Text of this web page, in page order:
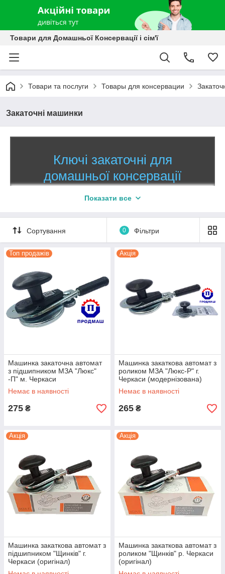
Товари для Домашньої Консервації і сім'ї
Товари та послуги Товары для консервации
Закаточні машинки
Ключі закаточні для
домашньої консервації
Найбільший вибір ключів за доступною
Надаємо тільки оригінальні закаточні машинки
українського виробника! Відправляємо товар по всій
Україні протягом1-3
Дивитися
Закаточні Машинки автомат — не мають
Черкаси (модернізована) Оригінал
Показати все
Сортування 0 Фільтри
Топ продажів
Машинка закаточна автомат
з підшипником МЗА "Люкс"
-П" м. Черкаси
(Модернізована-оригінал)
Немає в наявності
275 ₴
Акція
Машинка закаткова автомат з
роликом МЗА "Люкс-Р" г.
Черкаси (модернізована)
Оригінал
Немає в наявності
265 ₴
Акція
Машинка закаткова автомат з
підшипником "Щинків" г.
Черкаси (оригінал)
Акція
Машинка закаткова автомат з
роликом "Щинків" р. Черкаси
(оригінал)